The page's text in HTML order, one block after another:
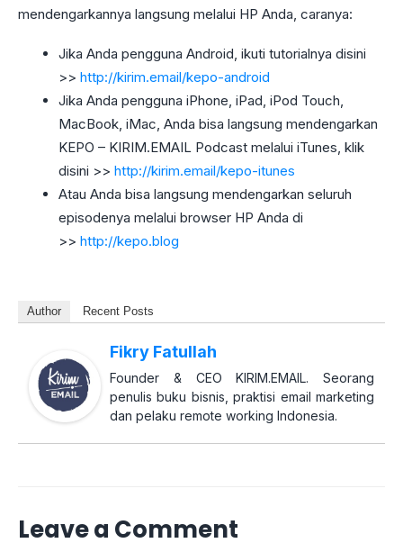
mendengarkannya langsung melalui HP Anda, caranya:
Jika Anda pengguna Android, ikuti tutorialnya disini
>> http://kirim.email/kepo-android
Jika Anda pengguna iPhone, iPad, iPod Touch,
MacBook, iMac, Anda bisa langsung mendengarkan
KEPO – KIRIM.EMAIL Podcast melalui iTunes, klik
disini >> http://kirim.email/kepo-itunes
Atau Anda bisa langsung mendengarkan seluruh
episodenya melalui browser HP Anda di
>> http://kepo.blog
Author Recent Posts
Fikry Fatullah
Founder & CEO KIRIM.EMAIL. Seorang
penulis buku bisnis, praktisi email marketing
dan pelaku remote working Indonesia.
Leave a Comment